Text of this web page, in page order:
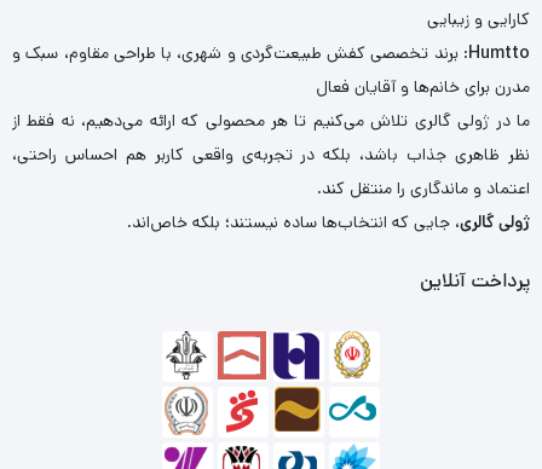
کارایی و زیبایی
Humtto: برند تخصصی کفش طبیعت‌گردی و شهری، با طراحی مقاوم، سبک و
مدرن برای خانم‌ها و آقایان فعال
ما در ژولی گالری تلاش می‌کنیم تا هر محصولی که ارائه می‌دهیم، نه فقط از
نظر ظاهری جذاب باشد، بلکه در تجربه‌ی واقعی کاربر هم احساس راحتی،
اعتماد و ماندگاری را منتقل کند.
ژولی گالری، جایی که انتخاب‌ها ساده نیستند؛ بلکه خاص‌اند.
پرداخت آنلاین